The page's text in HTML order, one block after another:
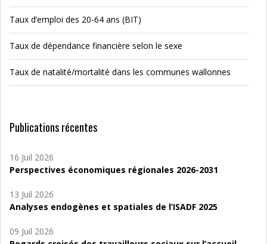
Taux d’emploi des 20-64 ans (BIT)
Taux de dépendance financière selon le sexe
Taux de natalité/mortalité dans les communes wallonnes
Publications récentes
16 Juil 2026
Perspectives économiques régionales 2026-2031
13 Juil 2026
Analyses endogènes et spatiales de l’ISADF 2025
09 Juil 2026